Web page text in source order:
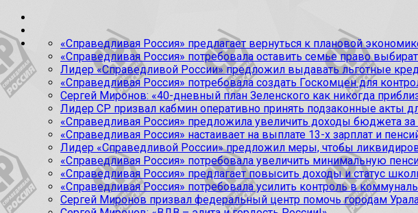
«Справедливая Россия» предлагает вернуться к плановой
«Справедливая Россия» потребовала оставить семье право
Лидер «Справедливой России» предложил выдавать льготные
«Справедливая Россия» потребовала создать Госкомцен для
Сергей Миронов: «40-дневный план Зеленского как никогда
Лидер СР призвал кабмин оперативно принять подзаконные акты
«Справедливая Россия» предложила увеличить доходы бюджета за
«Справедливая Россия» настаивает на выплате 13-х зарплат и
Лидер «Справедливой России» предложил меры, чтобы
«Справедливая Россия» потребовала увеличить минимальную
«Справедливая Россия» предлагает повысить доходы и статус
«Справедливая Россия» потребовала усилить контроль в
Сергей Миронов призвал федеральный центр помочь городам